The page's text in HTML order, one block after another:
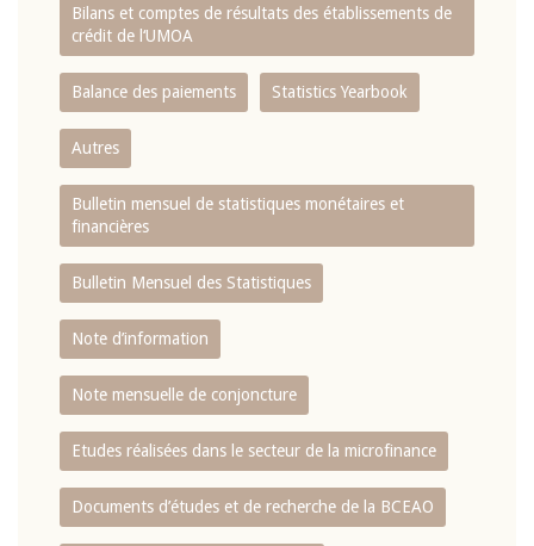
Bilans et comptes de résultats des établissements de
crédit de l‘UMOA
Balance des paiements Statistics Yearbook
Autres
Bulletin mensuel de statistiques monétaires et
financières
Bulletin Mensuel des Statistiques
Note d’information
Note mensuelle de conjoncture
Etudes réalisées dans le secteur de la microfinance
Documents d’études et de recherche de la BCEAO